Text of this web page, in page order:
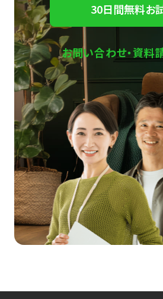
30日間無料お
お問い合わせ・資料